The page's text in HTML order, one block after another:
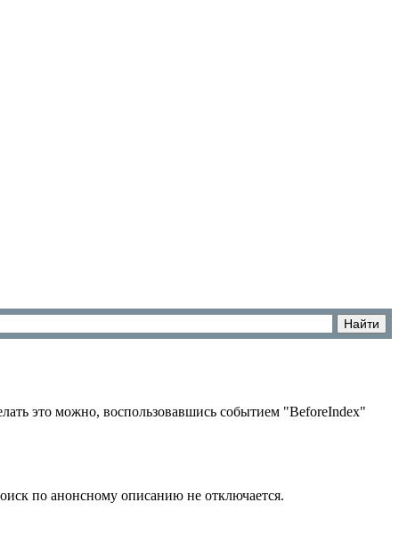
это можно, воспользовавшись событием "BeforeIndex"
по анонсному описанию не отключается.